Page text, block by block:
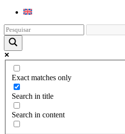
Exact matches only
Search in title
Search in content